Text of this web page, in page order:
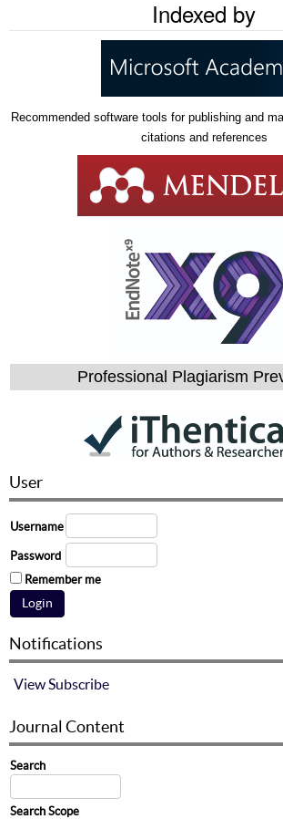
Indexed by
Recommended software tools for publishing and
citations and references
Professional Plagiarism
User
Username
Password
Remember me
Notifications
ViewSubscribe
Journal Content
Search
Search Scope